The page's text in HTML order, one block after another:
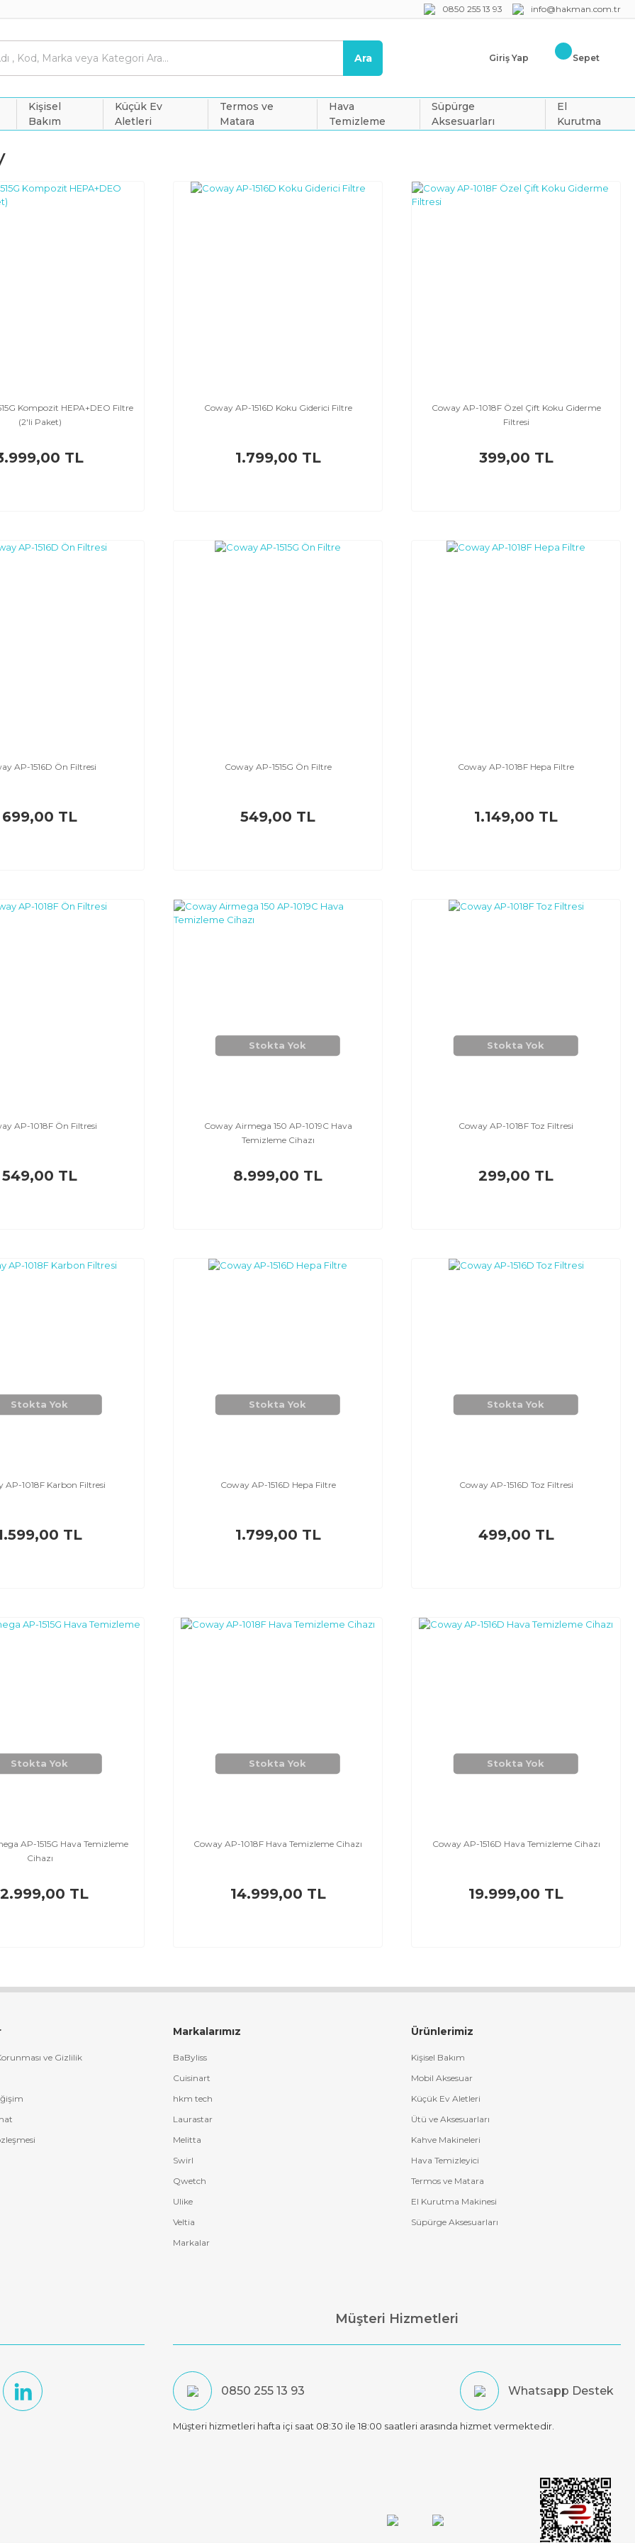
0850 255 13 93 info@hakman.com.tr
Ara Giriş Yap Sepet
Kişisel
Bakım
Küçük Ev
Aletleri
Termos ve
Matara
Hava
Temizleme
Süpürge
Aksesuarları
El
Kurutma
Kompozit HEPA+DEO Filtre
(2'li Paket)
TL
Coway AP-1516D Koku Giderici Filtre
1.799,00 TL
Coway AP-1018F Özel Çift Koku Giderme
Filtresi
399,00 TL
AP-1516D Ön Filtresi
699,00 TL
Coway AP-1515G Ön Filtre
549,00 TL
Coway AP-1018F Hepa Filtre
1.149,00 TL
AP-1018F Ön Filtresi
549,00 TL
Stokta Yok
Coway Airmega 150 AP-1019C Hava
Temizleme Cihazı
8.999,00 TL
Stokta Yok
Coway AP-1018F Toz Filtresi
299,00 TL
Stokta Yok
AP-1018F Karbon Filtresi
TL
Stokta Yok
Coway AP-1516D Hepa Filtre
1.799,00 TL
Stokta Yok
Coway AP-1516D Toz Filtresi
499,00 TL
Stokta Yok
AP-1515G Hava Temizleme
Cihazı
TL
Stokta Yok
Coway AP-1018F Hava Temizleme Cihazı
14.999,00 TL
Stokta Yok
Coway AP-1516D Hava Temizleme Cihazı
19.999,00 TL
ve Gizlilik
Markalarımız
BaByliss
Cuisinart
hkm tech
Laurastar
Melitta
Swirl
Qwetch
Ulike
Veltia
Markalar
Ürünlerimiz
Kişisel Bakım
Mobil Aksesuar
Küçük Ev Aletleri
Ütü ve Aksesuarları
Kahve Makineleri
Hava Temizleyici
Termos ve Matara
El Kurutma Makinesi
Süpürge Aksesuarları
Müşteri Hizmetleri
0850 255 13 93 Whatsapp Destek
Müşteri hizmetleri hafta içi saat 08:30 ile 18:00 saatleri arasında hizmet vermektedir.